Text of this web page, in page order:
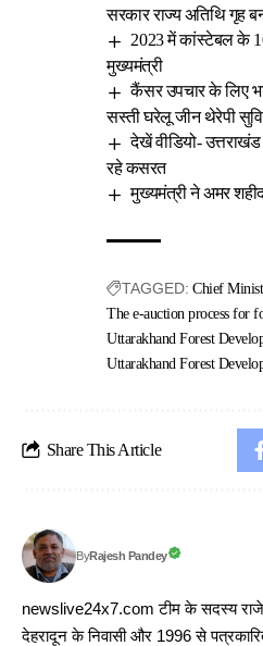
सरकार राज्य अतिथि गृह
2023 में कांस्टेबल के
मुख्यमंत्री
कैंसर उपचार के लिए
सस्ती घरेलू जीन थेरेपी
देखें वीडियो-
रहे कसरत
मुख्यमंत्री ने अमर
TAGGED: Chief
The e-auction process for
Uttarakhand Forest
Uttarakhand Forest
Share This Article
ByRajesh Pandey
newslive24x7.com टीम के सदस्य
देहरादून के निवासी और 1996 से